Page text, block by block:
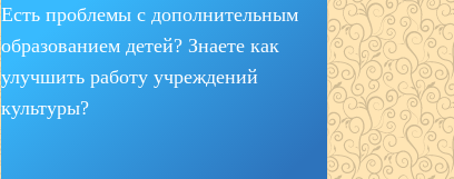
Есть проблемы с дополнительным
образованием детей? Знаете как
улучшить работу учреждений
культуры?